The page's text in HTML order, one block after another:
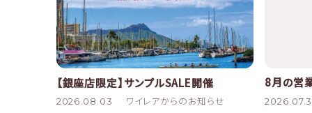
【銀座店限定】サンプルSALE開催
2026.08.03 ワイレアからのお知らせ
8月の営